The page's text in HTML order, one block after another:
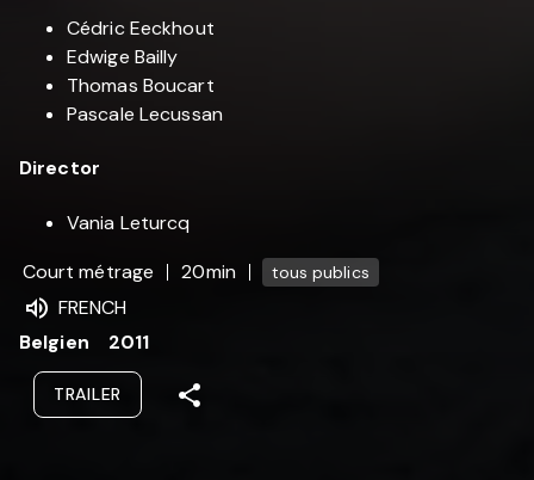
Cédric Eeckhout
Edwige Bailly
Thomas Boucart
Pascale Lecussan
Director
Vania Leturcq
Court métrage
20min tous publics
FRENCH
Belgien
2011
TRAILER